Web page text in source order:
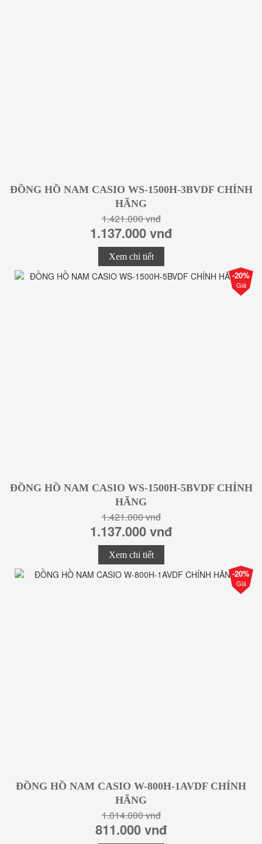
ĐỒNG HỒ NAM CASIO WS-1500H-3BVDF CHÍNH
HÃNG
1.421.000 vnđ
1.137.000 vnđ
Xem chi tiết
-20%
Giá
ĐỒNG HỒ NAM CASIO WS-1500H-5BVDF CHÍNH
HÃNG
1.421.000 vnđ
1.137.000 vnđ
Xem chi tiết
-20%
Giá
ĐỒNG HỒ NAM CASIO W-800H-1AVDF CHÍNH
HÃNG
1.014.000 vnđ
811.000 vnđ